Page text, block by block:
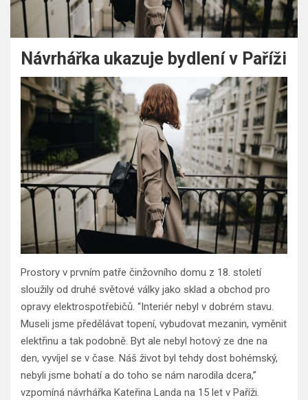
Návrhářka ukazuje bydlení v Paříži
Prostory v prvním patře činžovního domu z 18. století
sloužily od druhé světové války jako sklad a obchod pro
opravy elektrospotřebičů. “Interiér nebyl v dobrém stavu.
Museli jsme předělávat topení, vybudovat mezanin, vyměnit
elektřinu a tak podobně. Byt ale nebyl hotový ze dne na
den, vyvíjel se v čase. Náš život byl tehdy dost bohémský,
nebyli jsme bohatí a do toho se nám narodila dcera,”
vzpomíná návrhářka Kateřina Landa na 15 let v Paříži.